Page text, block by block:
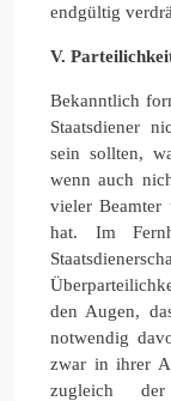
endgültig
V.
Bekanntlich
Staatsdiener
sein sollten,
wenn auch
vieler Beamter
hat. Im
den Augen,
notwendig
zwar in ihrer
zugleich